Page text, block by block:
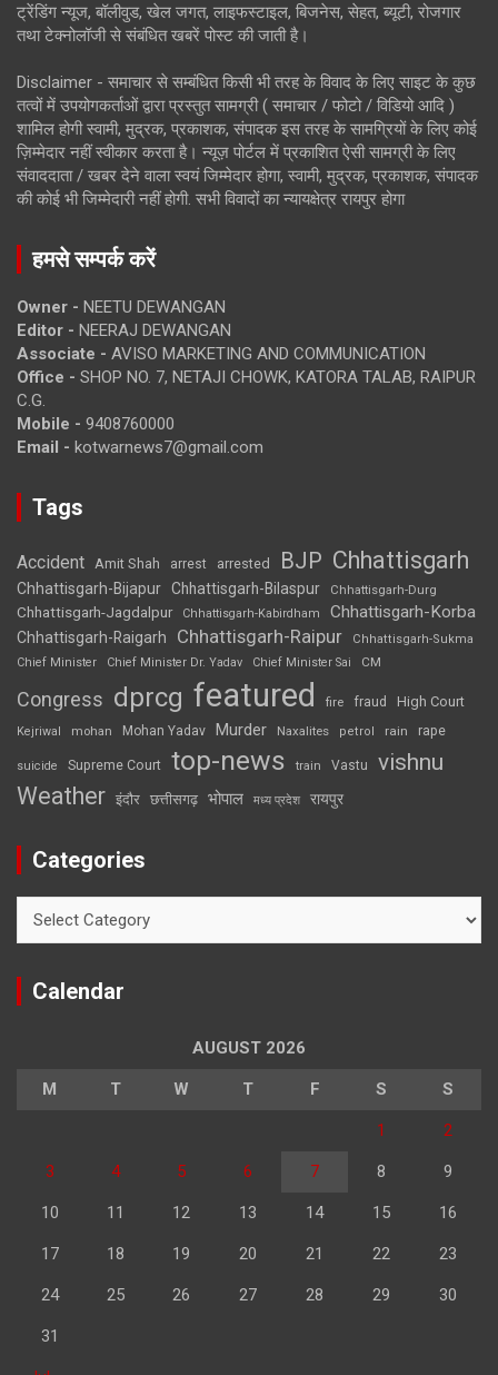
ट्रेंडिंग न्यूज, बॉलीवुड, खेल जगत, लाइफस्टाइल, बिजनेस, सेहत, ब्यूटी, रोजगार
तथा टेक्नोलॉजी से संबंधित खबरें पोस्ट की जाती है।
Disclaimer - समाचार से सम्बंधित किसी भी तरह के विवाद के लिए साइट के कुछ
तत्वों में उपयोगकर्ताओं द्वारा प्रस्तुत सामग्री ( समाचार / फोटो / विडियो आदि )
शामिल होगी स्वामी, मुद्रक, प्रकाशक, संपादक इस तरह के सामग्रियों के लिए कोई
ज़िम्मेदार नहीं स्वीकार करता है। न्यूज़ पोर्टल में प्रकाशित ऐसी सामग्री के लिए
संवाददाता / खबर देने वाला स्वयं जिम्मेदार होगा, स्वामी, मुद्रक, प्रकाशक, संपादक
की कोई भी जिम्मेदारी नहीं होगी. सभी विवादों का न्यायक्षेत्र रायपुर होगा
हमसे सम्पर्क करें
Owner - NEETU DEWANGAN
Editor - NEERAJ DEWANGAN
Associate - AVISO MARKETING AND COMMUNICATION
Office - SHOP NO. 7, NETAJI CHOWK, KATORA TALAB, RAIPUR
C.G.
Mobile - 9408760000
Email - kotwarnews7@gmail.com
Tags
Accident Amit Shah arrest arrested BJP Chhattisgarh
Chhattisgarh-Bijapur Chhattisgarh-Bilaspur Chhattisgarh-Durg
Chhattisgarh-Jagdalpur Chhattisgarh-Kabirdham Chhattisgarh-Korba
Chhattisgarh-Raigarh Chhattisgarh-Raipur
Chhattisgarh-Sukma
Chief Minister
Chief Minister Dr. Yadav Chief Minister Sai CM
Congress dprcg featured fire fraud High Court
Kejriwal mohan Mohan Yadav Murder Naxalites petrol rain rape
suicide Supreme Court top-news train Vastu vishnu
Weather इंदौर छत्तीसगढ़ भोपाल मध्य प्रदेश रायपुर
Categories
Calendar
AUGUST 2026
M T W T F S S
1 2
3 4 5 6 7 8 9
10 11 12 13 14 15 16
17 18 19 20 21 22 23
24 25 26 27 28 29 30
31